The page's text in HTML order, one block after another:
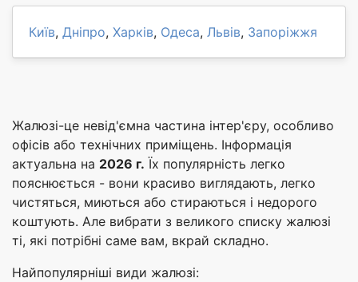
Київ, Дніпро, Харків, Одеса, Львів, Запоріжжя
Жалюзі-це невід'ємна частина інтер'єру, особливо
офісів або технічних приміщень. Інформація
актуальна на 2026 г. Їх популярність легко
пояснюється - вони красиво виглядають, легко
чистяться, миються або стираються і недорого
коштують. Але вибрати з великого списку жалюзі
ті, які потрібні саме вам, вкрай складно.
Найпопулярніші види жалюзі: